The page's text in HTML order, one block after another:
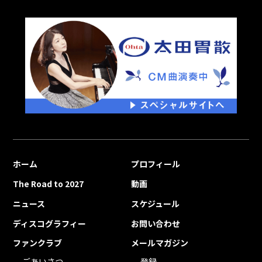
ホーム
プロフィール
The Road to 2027
動画
ニュース
スケジュール
ディスコグラフィー
お問い合わせ
ファンクラブ
メールマガジン